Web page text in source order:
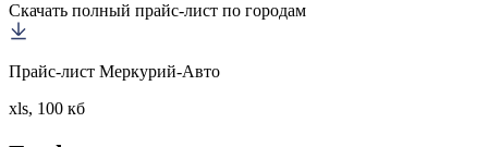
Скачать полный прайс-лист по городам
Прайс-лист Меркурий-Авто
xls, 100 кб